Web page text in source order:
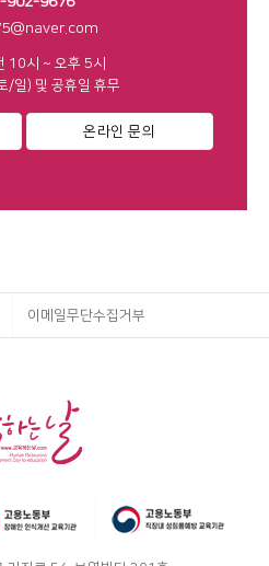
10시 ~ 오후 5시
/일) 및 공휴일 휴무
온라인 문의
이메일무단수집거부